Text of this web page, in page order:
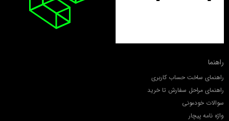
راهنما
راهنمای ساخت حساب کاربری
راهنمای مراحل سفارش تا خرید
سوالات خودمونی
واژه نامه پیچار